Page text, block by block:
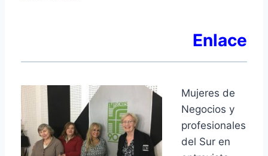
Enlace
Mujeres de
Negocios y
profesionales
del Sur en